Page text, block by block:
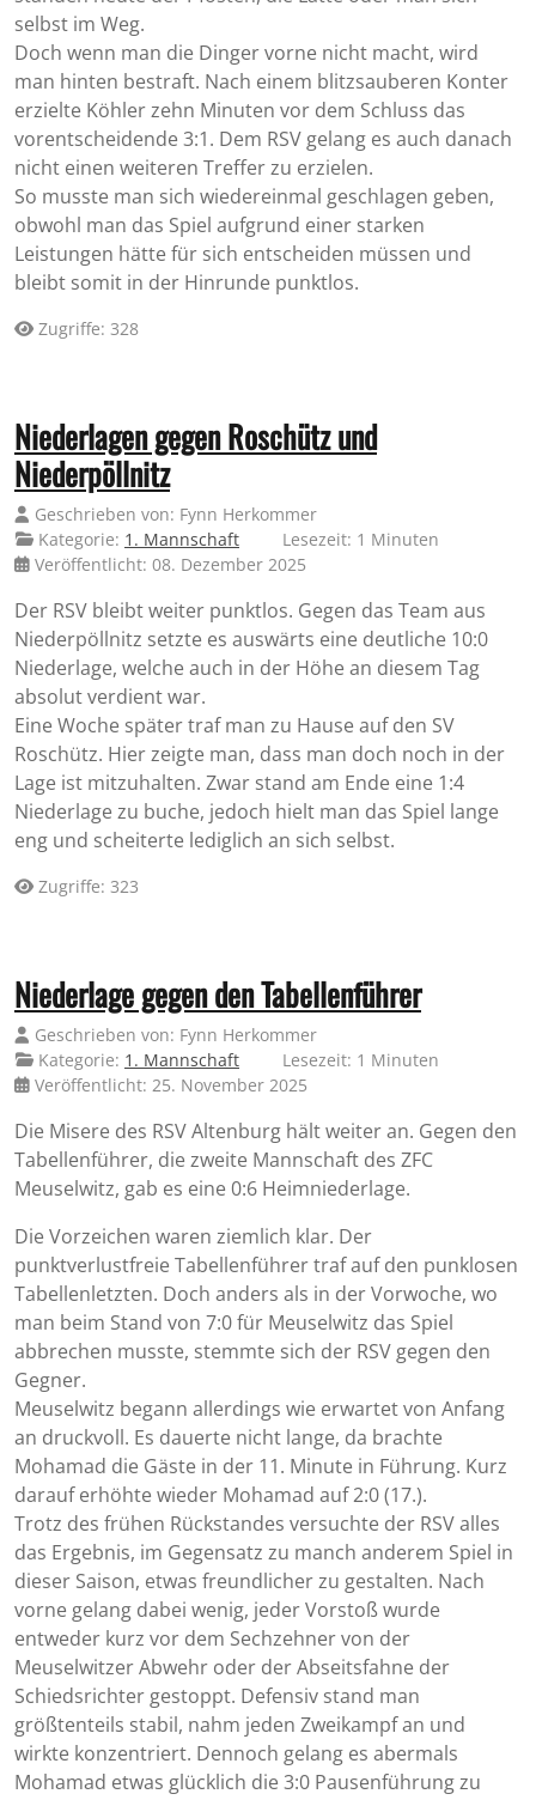
selbst im Weg.
Doch wenn man die Dinger vorne nicht macht, wird
man hinten bestraft. Nach einem blitzsauberen Konter
erzielte Köhler zehn Minuten vor dem Schluss das
vorentscheidende 3:1. Dem RSV gelang es auch danach
nicht einen weiteren Treffer zu erzielen.
So musste man sich wiedereinmal geschlagen geben,
obwohl man das Spiel aufgrund einer starken
Leistungen hätte für sich entscheiden müssen und
bleibt somit in der Hinrunde punktlos.
Zugriffe: 328
Niederlagen gegen Roschütz und
Niederpöllnitz
Geschrieben von: Fynn Herkommer
Kategorie: 1. Mannschaft
Lesezeit: 1 Minuten
Veröffentlicht: 08. Dezember 2025
Der RSV bleibt weiter punktlos. Gegen das Team aus
Niederpöllnitz setzte es auswärts eine deutliche 10:0
Niederlage, welche auch in der Höhe an diesem Tag
absolut verdient war.
Eine Woche später traf man zu Hause auf den SV
Roschütz. Hier zeigte man, dass man doch noch in der
Lage ist mitzuhalten. Zwar stand am Ende eine 1:4
Niederlage zu buche, jedoch hielt man das Spiel lange
eng und scheiterte lediglich an sich selbst.
Zugriffe: 323
Niederlage gegen den Tabellenführer
Geschrieben von: Fynn Herkommer
Kategorie: 1. Mannschaft
Lesezeit: 1 Minuten
Veröffentlicht: 25. November 2025
Die Misere des RSV Altenburg hält weiter an. Gegen den
Tabellenführer, die zweite Mannschaft des ZFC
Meuselwitz, gab es eine 0:6 Heimniederlage.
Die Vorzeichen waren ziemlich klar. Der
punktverlustfreie Tabellenführer traf auf den punklosen
Tabellenletzten. Doch anders als in der Vorwoche, wo
man beim Stand von 7:0 für Meuselwitz das Spiel
abbrechen musste, stemmte sich der RSV gegen den
Gegner.
Meuselwitz begann allerdings wie erwartet von Anfang
an druckvoll. Es dauerte nicht lange, da brachte
Mohamad die Gäste in der 11. Minute in Führung. Kurz
darauf erhöhte wieder Mohamad auf 2:0 (17.).
Trotz des frühen Rückstandes versuchte der RSV alles
das Ergebnis, im Gegensatz zu manch anderem Spiel in
dieser Saison, etwas freundlicher zu gestalten. Nach
vorne gelang dabei wenig, jeder Vorstoß wurde
entweder kurz vor dem Sechzehner von der
Meuselwitzer Abwehr oder der Abseitsfahne der
Schiedsrichter gestoppt. Defensiv stand man
größtenteils stabil, nahm jeden Zweikampf an und
wirkte konzentriert. Dennoch gelang es abermals
Mohamad etwas glücklich die 3:0 Pausenführung zu